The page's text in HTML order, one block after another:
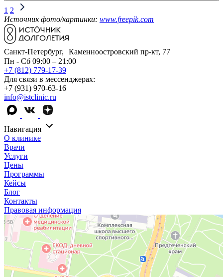
1 2
Источник фото/картинки: www.freepik.com
Санкт-Петербург, Каменноостровский пр-кт, 77
Пн - Сб 09:00 – 21:00
+7 (812) 779-17-39
Для связи в мессенджерах:
+7 (931) 970-63-16
info@istclinic.ru
Навигация
О клинике
Врачи
Услуги
Цены
Программы
Кейсы
Блог
Контакты
Правовая информация